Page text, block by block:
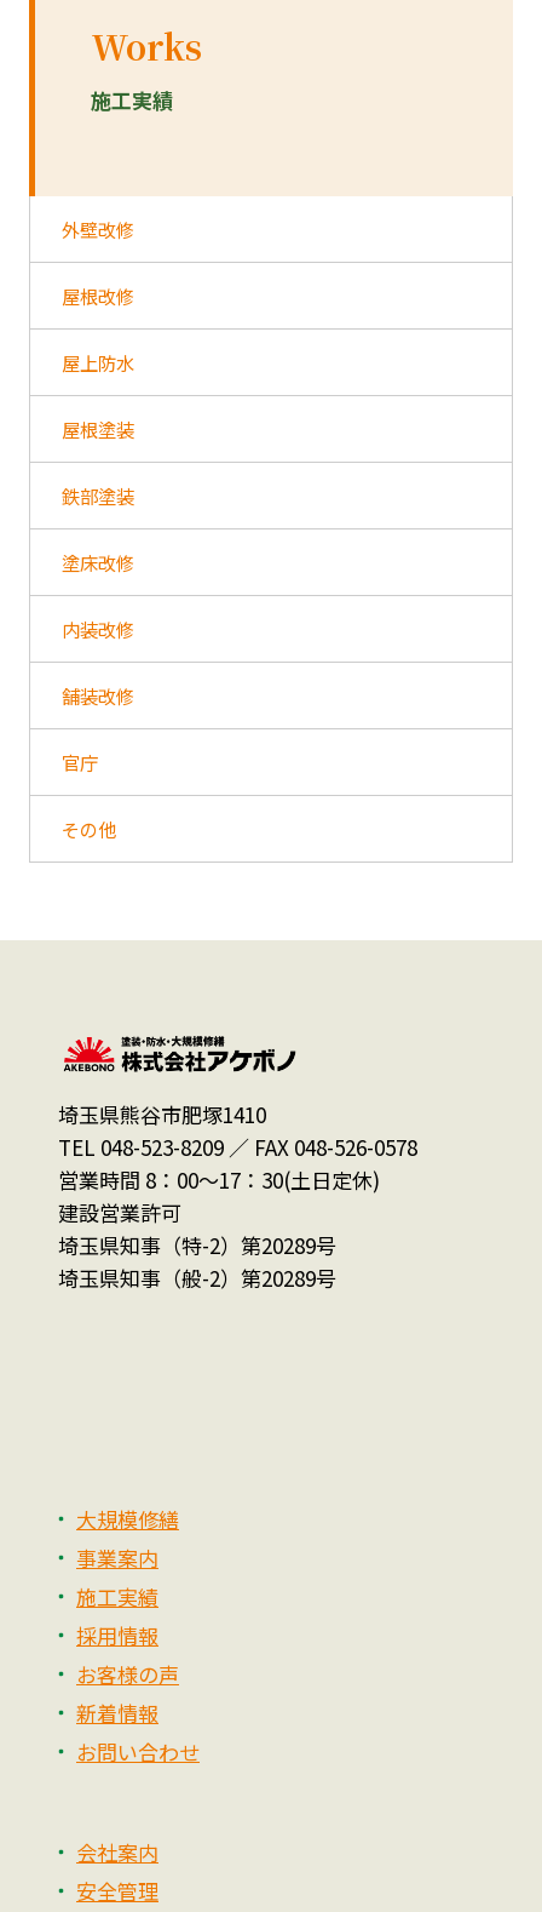
Works
施工実績
外壁改修
屋根改修
屋上防水
屋根塗装
鉄部塗装
塗床改修
内装改修
舗装改修
官庁
その他
埼玉県熊谷市肥塚1410
TEL 048-523-8209 ／ FAX 048-526-0578
営業時間 8：00～17：30(土日定休)
建設営業許可
埼玉県知事（特-2）第20289号
埼玉県知事（般-2）第20289号
大規模修繕
事業案内
施工実績
採用情報
お客様の声
新着情報
お問い合わせ
会社案内
安全管理